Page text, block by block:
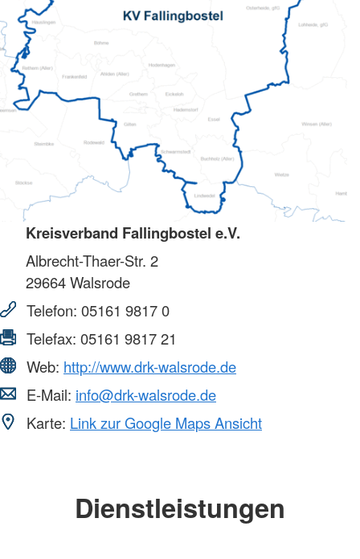
Kreisverband Fallingbostel e.V.
Albrecht-Thaer-Str. 2
29664Walsrode
Telefon: 05161 9817 0
Telefax: 05161 9817 21
Web: http://www.drk-walsrode.de
E-Mail: info@drk-walsrode.de
Karte: Link zur Google Maps Ansicht
Dienstleistungen